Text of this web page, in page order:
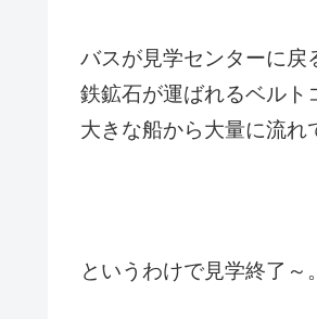
バスが見学センターに戻
鉄鉱石が運ばれるベルト
大きな船から大量に流れ
というわけで見学終了～。